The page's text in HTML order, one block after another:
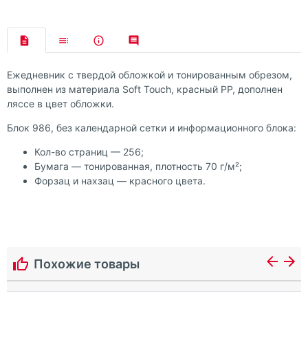
Ежедневник с твердой обложкой и тонированным обрезом,
выполнен из материала Soft Touch, красный РР, дополнен
ляссе в цвет обложки.
Блок 986, без календарной сетки и информационного блока:
Кол-во страниц — 256;
Бумага — тонированная, плотность 70 г/м²;
Форзац и нахзац — красного цвета.
Похожие товары